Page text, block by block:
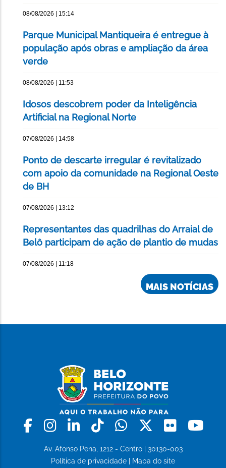
08/08/2026 | 15:14
Parque Municipal Mantiqueira é entregue à
população após obras e ampliação da área
verde
08/08/2026 | 11:53
Idosos descobrem poder da Inteligência
Artificial na Regional Norte
07/08/2026 | 14:58
Ponto de descarte irregular é revitalizado
com apoio da comunidade na Regional Oeste
de BH
07/08/2026 | 13:12
Representantes das quadrilhas do Arraial de
Belô participam de ação de plantio de mudas
07/08/2026 | 11:18
MAIS NOTÍCIAS
Facebook
Instagram
LinkedinTiktokWhatsapp
X Flickr
Av. Afonso Pena, 1212 - Centro | 30130-003
Política de privacidade
Mapa do site